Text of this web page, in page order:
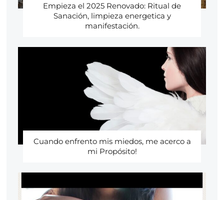
Empieza el 2025 Renovado: Ritual de
Sanación, limpieza energetica y
manifestación.
Cuando enfrento mis miedos, me acerco a
mi Propósito!